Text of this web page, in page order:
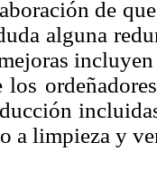
de
alguna
los
a limpieza y